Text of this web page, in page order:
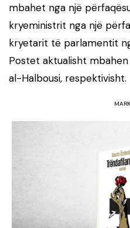
mbahet nga një
kryeministrit nga një
kryetarit të parlamentit
Postet aktualisht
al-Halbousi, respektivisht.